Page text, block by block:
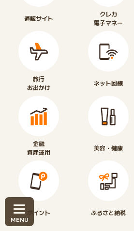
通販サイト
クレカ
電子マネー
旅行
お出かけ
ネット回線
金融
資産運用
美容・健康
ポイント ふるさと納税